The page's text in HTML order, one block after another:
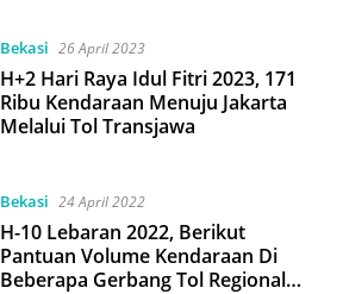
Bekasi 26 April 2023
H+2 Hari Raya Idul Fitri 2023, 171
Ribu Kendaraan Menuju Jakarta
Melalui Tol Transjawa
Bekasi 24 April 2022
H-10 Lebaran 2022, Berikut
Pantuan Volume Kendaraan Di
Beberapa Gerbang Tol Regional